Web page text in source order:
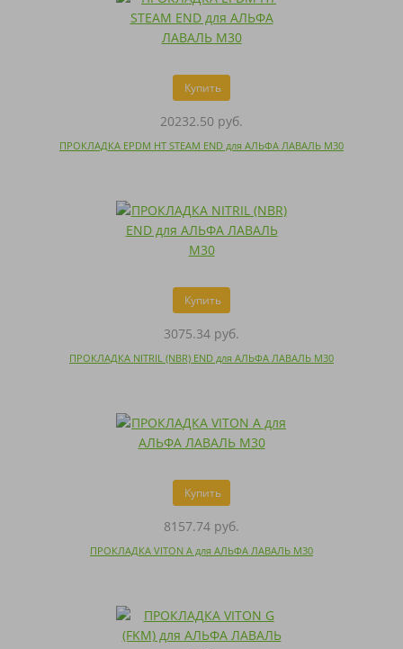
Купить
20232.50 руб.
ПРОКЛАДКА EPDM HT STEAM END для АЛЬФА ЛАВАЛЬ M30
Купить
3075.34 руб.
ПРОКЛАДКА NITRIL (NBR) END для АЛЬФА ЛАВАЛЬ M30
Купить
8157.74 руб.
ПРОКЛАДКА VITON A для АЛЬФА ЛАВАЛЬ M30